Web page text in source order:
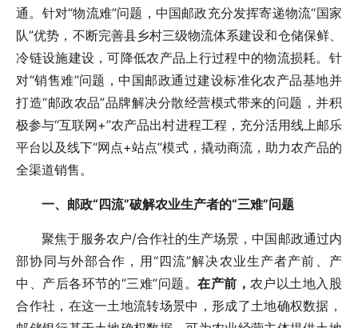
通。针对“物流难”问题，中国邮政充分发挥寄递物流“国家
队”优势，不断完善县乡村三级物流体系建设和仓储保鲜、
冷链设施建设，可降低农产品上行过程中的物流损耗。针
对“销售难”问题，中国邮政通过建设标准化农产品基地并
打造“邮政农品”品牌解决分散经营模式带来的问题，并积
极参与“互联网+”农产品出村进程工程，充分活用线上邮乐
平台以及线下“网点+站点”模式，撬动商流，助力农产品的
全渠道销售。
一、邮政“四流”破解农业生产者的“三难”问题
聚焦于服务农户/合作社的生产场景，中国邮政通过内
部协同与外部合作，用“四流”解决农业生产者产前、产
中、产后各环节的“三难”问题。在产前， 农户以土地入股
合作社，在这一土地流转场景中，形成了土地确权数据，